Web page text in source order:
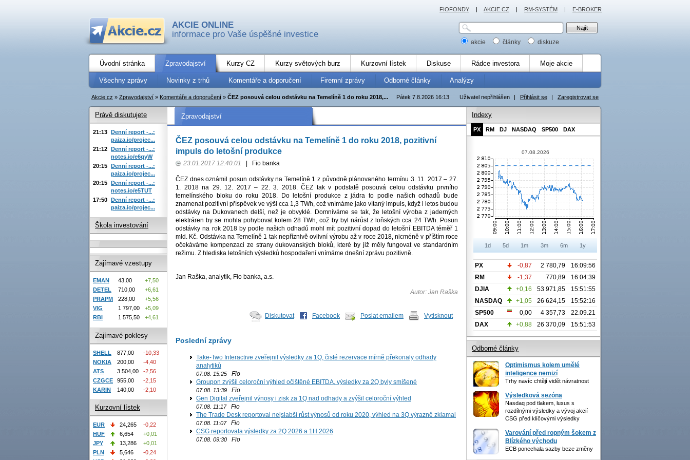
AKCIE ONLINE
informace pro Vaše úspěšné investice
akcie články diskuze
Úvodní stránka Zpravodajství Kurzy CZ Kurzy světových burz Kurzovní lístek Diskuse Rádce investora Moje akcie
Všechny zprávy Novinky z trhů Komentáře a doporučení Firemní zprávy Odborné články Analýzy
Uživatel nepřihlášen | Přihlásit se | Zaregistrovat se
Pátek 7.8.2026 16:13
Akcie.cz » Zpravodajství » Komentáře a doporučení » ČEZ posouvá celou odstávku na Temelíně 1 do roku 2018,...
Zpravodajství
ČEZ posouvá celou odstávku na Temelíně 1 do roku 2018, pozitivní
impuls do letošní produkce
23.01.2017 12:40:01 Fio banka
ČEZ dnes oznámil posun odstávky na Temelíně 1 z původně plánovaného termínu 3. 11. 2017 – 27.
1. 2018 na 29. 12. 2017 – 22. 3. 2018. ČEZ tak v podstatě posouvá celou odstávku prvního
temelínského bloku do roku 2018. Do letošní produkce z jádra to podle našich odhadů bude
znamenat pozitivní příspěvek ve výši cca 1,3 TWh, což vnímáme jako vítaný impuls, když i letos budou
odstávky na Dukovanech delší, než je obvyklé. Domníváme se tak, že letošní výroba z jaderných
elektráren by se mohla pohybovat kolem 28 TWh, což by byl nárůst z loňských cca 24 TWh. Posun
odstávky na rok 2018 by podle našich odhadů mohl mít pozitivní dopad do letošní EBITDA téměř 1
mld. Kč. Odstávka na Temelíně 1 tak nepříznivě ovlivní výrobu až v roce 2018, nicméně v příštím roce
očekáváme kompenzaci ze strany dukovanských bloků, které by již měly fungovat ve standardním
režimu. Z hlediska letošních výsledků hospodaření vnímáme dnešní zprávu pozitivně.
Jan Raška, analytik, Fio banka, a.s.
Autor: Jan Raška
Diskutovat Facebook Poslat emailem Vytisknout
Poslední zprávy
Take-Two Interactive zveřejnil výsledky za 1Q, čisté rezervace mírně překonaly odhady
analytiků
07.08. 15:25 Fio
Groupon zvýšil celoroční výhled očištěné EBITDA, výsledky za 2Q byly smíšené
07.08. 13:39 Fio
Gen Digital zveřejnil výnosy i zisk za 1Q nad odhady a zvýšil celoroční výhled
07.08. 11:17Fio
The Trade Desk reportoval nejslabší růst výnosů od roku 2020, výhled na 3Q výrazně zklamal
07.08. 11:07Fio
CSG reportovala výsledky za 2Q 2026 a 1H 2026
07.08. 09:30 Fio
Právě diskutujete
21:13 Denní report -...:
paiza.io/projec...
21:12 Denní report -...:
notes.io/e6qyW
20:15 Denní report -...:
paiza.io/projec...
20:15 Denní report -...:
notes.io/e5TUT
17:50 Denní report -...:
paiza.io/projec...
Škola investování
Zajímavé vzestupy
EMAN 43,00
+7,50
DETEL
710,00
+6,61
PRAPM
228,00
+5,56
VIG
1 797,00
+5,09
RBI
1 575,50 +4,61
Zajímavé poklesy
SHELL 877,00
-10,33
NOKIA
200,00
-4,40
ATS
3 504,00
-2,56
CZGCE
955,00
-2,15
KARIN
140,00 -2,10
Kurzovní lístek
EUR 24,265
-0,22
HUF
6,654
+0,01
JPY
13,286
+0,01
PLN
5,646
-0,24
Indexy
PX RM DJ NASDAQ SP500 DAX
07.08.2026
1d 5d 1m 3m 6m 1y
PX -0,87 2 780,79
16:09:56
RM
-1,37 770,89
16:04:39
DJIA
+0,16 53 971,85
15:51:55
NASDAQ
+1,05 26 624,15
15:52:16
SP500
0,00 4 357,73
22.09.21
DAX
+0,88 26 370,09 15:51:53
Odborné články
Optimismus kolem umělé
inteligence nemizí
Trhy navíc chtějí vidět návratnost
Výsledková sezóna
Nasdaq pod tlakem, luxus s
rozdílnými výsledky a vývoj akcií
CSG před klíčovými výsledky
Varování před ropným šokem z
Blízkého východu
ECB ponechala sazby beze změny
FIOFONDY | AKCIE.CZ | RM-SYSTÉM | E-BROKER